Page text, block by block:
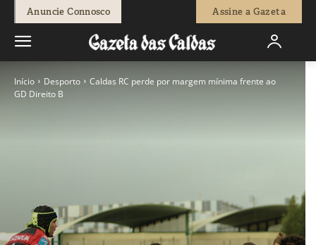
Anuncie Connosco Assine a Gazeta
Início Desporto
Caldas RC perde por margem mínima frente ao
GD Direito B